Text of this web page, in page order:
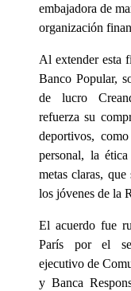
embajadora de
organización
Al extender esta
Banco Popular,
de lucro
refuerza su
deportivos,
personal, la
metas claras,
los jóvenes de la
El acuerdo fue
París por el
ejecutivo de
y Banca